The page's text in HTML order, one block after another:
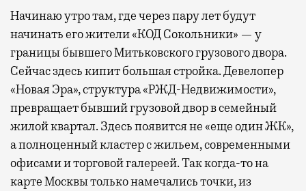
Начинаю утро там, где через пару лет будут
начинать его жители «КОД Сокольники» — у
границы бывшего Митьковского грузового двора.
Сейчас здесь кипит большая стройка. Девелопер
«Новая Эра», структура «РЖД-Недвижимости»,
превращает бывший грузовой двор в семейный
жилой квартал. Здесь появится не «еще один ЖК»,
а полноценный кластер с жильем, современными
офисами и торговой галереей. Так когда-то на
карте Москвы только намечались точки, из